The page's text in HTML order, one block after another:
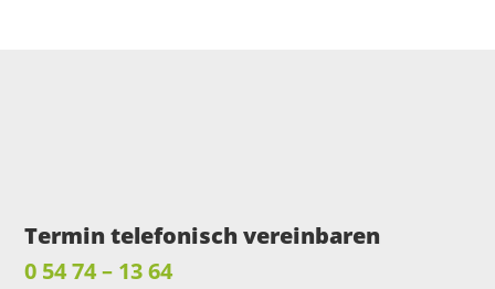
Termin telefonisch vereinbaren
0 54 74 – 13 64